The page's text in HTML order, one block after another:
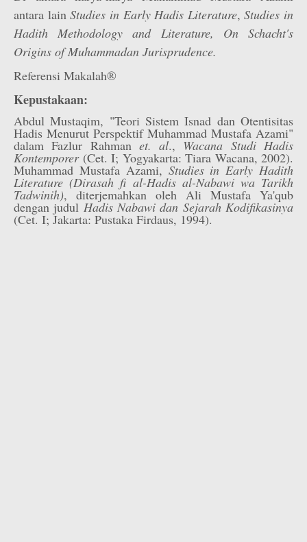
antara lainStudies in Early Hadis Literature,Studies in
Hadith Methodology and Literature, On Schacht's
Origins of Muhammadan Jurisprudence.
Referensi Makalah®
Kepustakaan:
Abdul Mustaqim, "Teori Sistem Isnad dan Otentisitas
Hadis Menurut Perspektif Muhammad Mustafa Azami"
dalam Fazlur Rahman et. al., Wacana Studi Hadis
Kontemporer(Cet. I; Yogyakarta: Tiara Wacana, 2002).
Muhammad Mustafa Azami, Studies in Early Hadith
Literature (Dirasah fi al-Hadis al-Nabawi wa Tarikh
Tadwinih), diterjemahkan oleh Ali Mustafa Ya'qub
dengan judul Hadis Nabawi dan Sejarah Kodifikasinya
(Cet. I; Jakarta: Pustaka Firdaus, 1994).